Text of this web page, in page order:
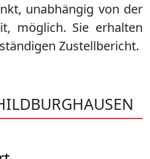
unabhängig von der
möglich. Sie erhalten
Zustellbericht.